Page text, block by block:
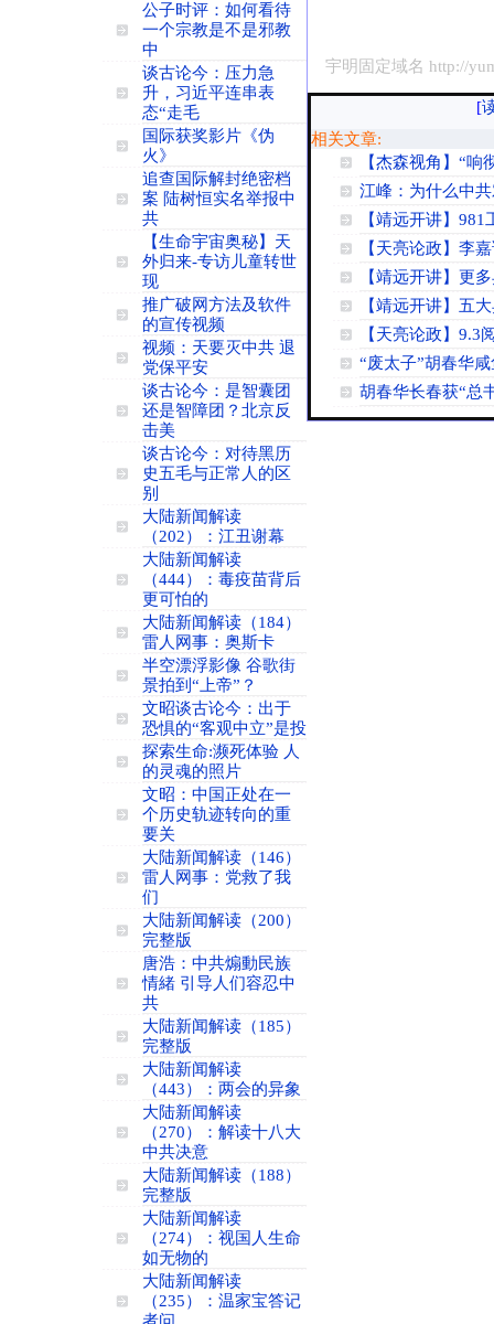
公子时评：如何看待
一个宗教是不是邪教
中
谈古论今：压力急
升，习近平连串表
态“走毛
国际获奖影片《伪
火》
追查国际解封绝密档
案 陆树恒实名举报中
共
【生命宇宙奥秘】天
外归来-专访儿童转世
现
推广破网方法及软件
的宣传视频
视频：天要灭中共 退
党保平安
谈古论今：是智囊团
还是智障团？北京反
击美
谈古论今：对待黑历
史五毛与正常人的区
别
大陆新闻解读
（202）：江丑谢幕
大陆新闻解读
（444）：毒疫苗背后
更可怕的
大陆新闻解读（184）
雷人网事：奥斯卡
半空漂浮影像 谷歌街
景拍到“上帝”？
文昭谈古论今：出于
恐惧的“客观中立”是投
探索生命:濒死体验 人
的灵魂的照片
文昭：中国正处在一
个历史轨迹转向的重
要关
大陆新闻解读（146）
雷人网事：党救了我
们
大陆新闻解读（200）
完整版
唐浩：中共煽動民族
情緒 引导人们容忍中
共
大陆新闻解读（185）
完整版
大陆新闻解读
（443）：两会的异象
大陆新闻解读
（270）：解读十八大
中共决意
大陆新闻解读（188）
完整版
大陆新闻解读
（274）：视国人生命
如无物的
大陆新闻解读
（235）：温家宝答记
宇明固定域名 http://
[
相关文章:
【杰森视角】“
江峰：为什么中
【靖远开讲】
【天亮论政】李
【靖远开讲】更
【靖远开讲】五
【天亮论政】9.3
“废太子”胡春华
胡春华长春获“总